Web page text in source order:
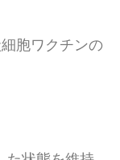
胞ワクチンの